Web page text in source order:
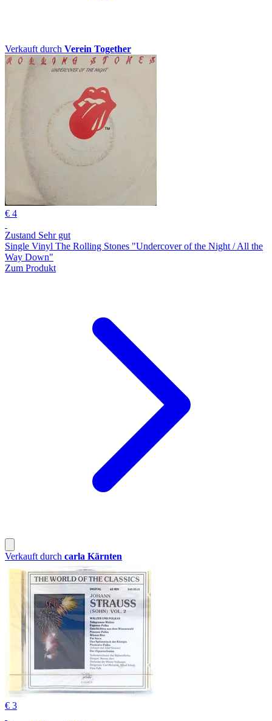
Verkauft durch Verein Together
€ 4
Zustand Sehr gut
Single Vinyl The Rolling Stones "Undercover of the Night / All the
Way Down"
Zum Produkt
Verkauft durch carla Kärnten
€ 3